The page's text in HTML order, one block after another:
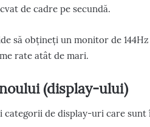
de cadre pe secundă.
să obțineți un monitor de
rate atât de mari.
(display-ului)
categorii de display-uri care